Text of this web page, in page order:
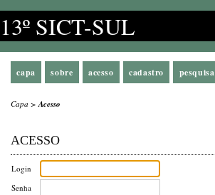
13º SICT-SUL
capa sobre acesso cadastro pesquisa
Capa >Acesso
ACESSO
Login
Senha